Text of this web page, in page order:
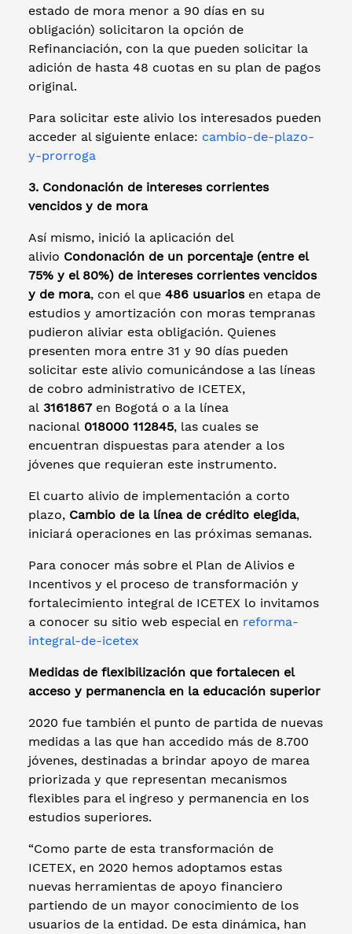
estado de mora menor a 90 días en su
obligación) solicitaron la opción de
Refinanciación, con la que pueden solicitar la
adición de hasta 48 cuotas en su plan de pagos
original.
Para solicitar este alivio los interesados pueden
acceder al siguiente enlace: cambio-de-plazo-
y-prorroga
3. Condonación de intereses corrientes
vencidos y de mora
Así mismo, inició la aplicación del
alivio Condonación de un porcentaje (entre el
75% y el 80%) de intereses corrientes vencidos
y de mora, con el que 486 usuarios en etapa de
estudios y amortización con moras tempranas
pudieron aliviar esta obligación. Quienes
presenten mora entre 31 y 90 días pueden
solicitar este alivio comunicándose a las líneas
de cobro administrativo de ICETEX,
al 3161867 en Bogotá o a la línea
nacional 018000 112845, las cuales se
encuentran dispuestas para atender a los
jóvenes que requieran este instrumento.
El cuarto alivio de implementación a corto
plazo, Cambio de la línea de crédito elegida,
iniciará operaciones en las próximas semanas.
Para conocer más sobre el Plan de Alivios e
Incentivos y el proceso de transformación y
fortalecimiento integral de ICETEX lo invitamos
a conocer su sitio web especial en reforma-
integral-de-icetex
Medidas de flexibilización que fortalecen el
acceso y permanencia en la educación superior
2020 fue también el punto de partida de nuevas
medidas a las que han accedido más de 8.700
jóvenes, destinadas a brindar apoyo de marea
priorizada y que representan mecanismos
flexibles para el ingreso y permanencia en los
estudios superiores.
“Como parte de esta transformación de
ICETEX, en 2020 hemos adoptamos estas
nuevas herramientas de apoyo financiero
partiendo de un mayor conocimiento de los
usuarios de la entidad. De esta dinámica, han